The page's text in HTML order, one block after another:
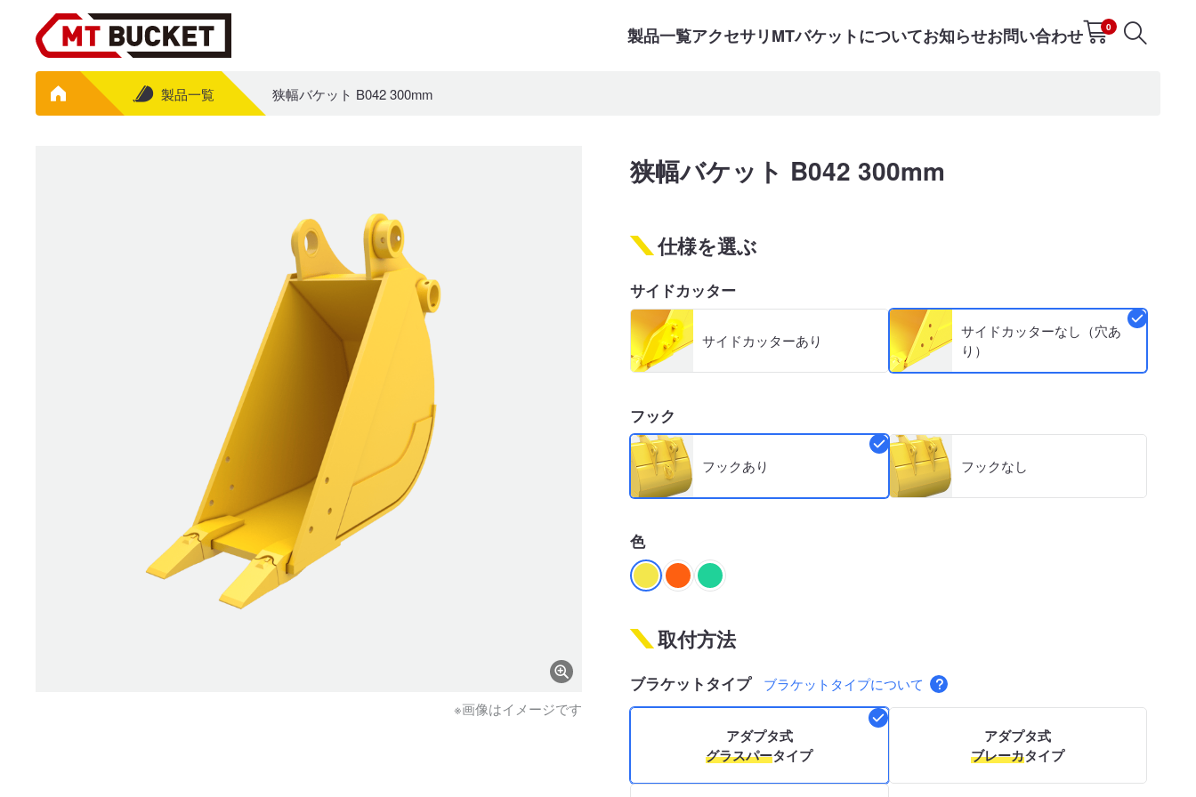
製品一覧アクセサリMTバケットについてお知らせお問い合わせ 0
製品一覧 狭幅バケット B042 300mm
※画像はイメージです
狭幅バケット B042 300mm
仕様を選ぶ
サイドカッター
サイドカッターあり
サイドカッターなし（穴あ
り）
フック
フックあり フックなし
色
取付方法
ブラケットタイプ ブラケットタイプについて
アダプタ式
グラスパータイプ
アダプタ式
ブレーカタイプ